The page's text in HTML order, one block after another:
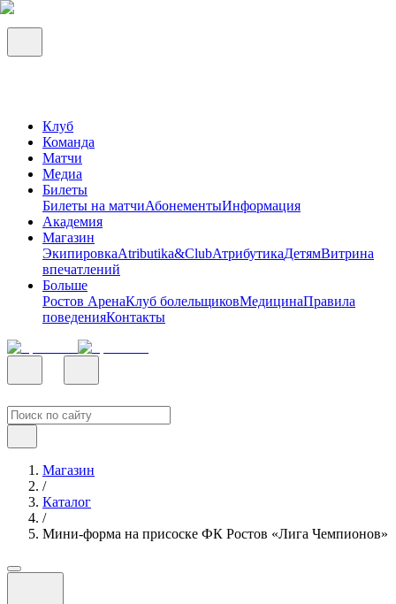
Клуб
Команда
Матчи
Медиа
Билеты
Билеты на матчиАбонементыИнформация
Академия
Магазин
ЭкипировкаAtributika&ClubАтрибутикаДетямВитрина
впечатлений
Больше
Ростов АренаКлуб болельщиковМедицинаПравила
поведенияКонтакты
Магазин
/
Каталог
/
Мини-форма на присоске ФК Ростов «Лига Чемпионов»